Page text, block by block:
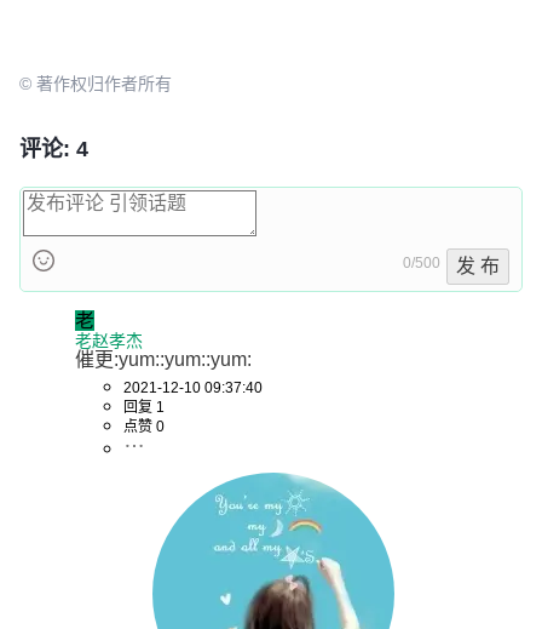
© 著作权归作者所有
评论: 4
0/500 发 布
老
老赵孝杰
催更:yum::yum::yum:
2021-12-10 09:37:40
回复 1
点赞 0